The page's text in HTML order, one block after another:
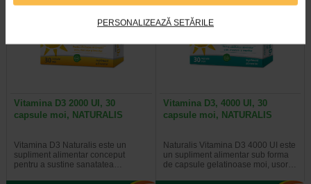
PERSONALIZEAZĂ SETĂRILE
Vitamina D3 2000 UI, 30
capsule moi, NATURALIS
Vitamina D3 Naturalis este un
supliment alimentar conceput
pentru a sustine sanatatea…
Vitamina D3, 4000 UI, 30
capsule moi, NATURALIS
Naturalis Vitamina D3 4000 UI este
un supliment alimentar sub forma
de capsule gelatinoase moi, usor…